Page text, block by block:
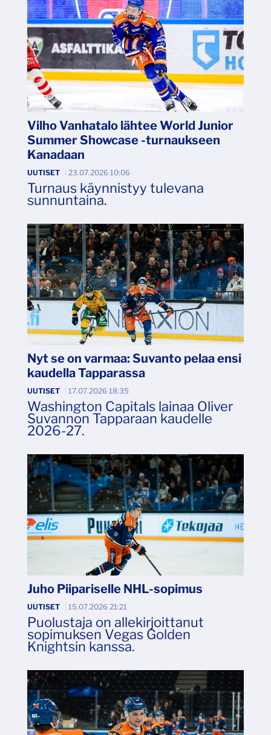
Vilho Vanhatalo lähtee World Junior
Summer Showcase -turnaukseen
Kanadaan
UUTISET 23.07.2026 10:06
Turnaus käynnistyy tulevana
sunnuntaina.
Nyt se on varmaa: Suvanto pelaa ensi
kaudella Tapparassa
UUTISET 17.07.2026 18:35
Washington Capitals lainaa Oliver
Suvannon Tapparaan kaudelle
2026-27.
Juho Piipariselle NHL-sopimus
UUTISET 15.07.2026 21:21
Puolustaja on allekirjoittanut
sopimuksen Vegas Golden
Knightsin kanssa.